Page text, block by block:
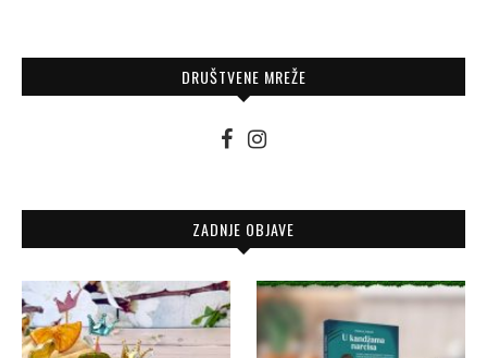
DRUŠTVENE MREŽE
ZADNJE OBJAVE